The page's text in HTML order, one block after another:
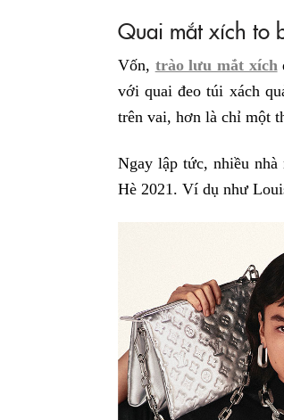
Quai mắt xích to
Vốn, trào lưu mắt xích
với quai đeo túi xách
trên vai, hơn là chỉ một
Ngay lập tức, nhiều
Hè 2021. Ví dụ như